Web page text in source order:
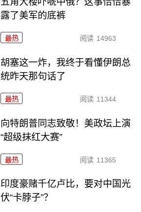
露了美军的底裤
最热 阅读 14963
胡塞这一炸，我终于看懂伊朗总
统昨天那句话了
最热 阅读 11344
向特朗普同志致敬！美政坛上演
“超级抹红大赛”
最热 阅读 11365
印度豪赌千亿卢比，要对中国光
伏“卡脖子”？